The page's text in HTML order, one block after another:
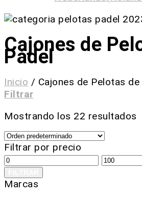
Cajones de
Pádel
Inicio / Cajones de Pelotas de
Filtrar
Mostrando los 22 resultados
Filtrar por precio
Marcas